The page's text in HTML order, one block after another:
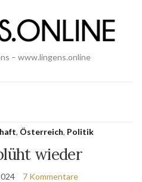
– www.lingens.online
, Österreich, Politik
wieder
7 Kommentare